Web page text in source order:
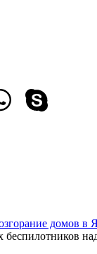
домов в